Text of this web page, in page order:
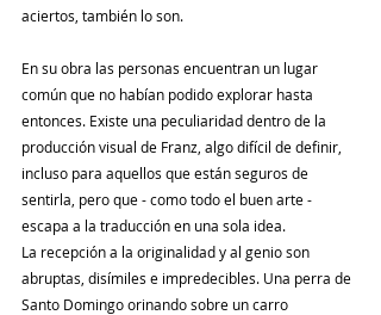
aciertos, también lo son.
En su obra las personas encuentran un lugar
común que no habían podido explorar hasta
entonces. Existe una peculiaridad dentro de la
producción visual de Franz, algo difícil de definir,
incluso para aquellos que están seguros de
sentirla, pero que - como todo el buen arte -
escapa a la traducción en una sola idea.
La recepción a la originalidad y al genio son
abruptas, disímiles e impredecibles. Una perra de
Santo Domingo orinando sobre un carro